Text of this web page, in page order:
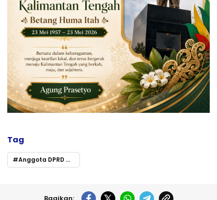
Tag
Anggota DPRD Murung Raya Ajak Masyarakat Sukseskan Pilkada 2024
Bagikan: